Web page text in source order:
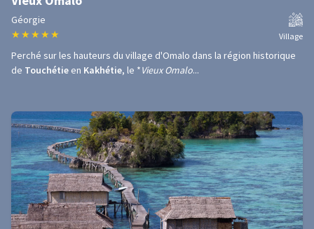
Géorgie
★ ★ ★ ★ ★ Village
Perché sur les hauteurs du village d'Omalo dans la région historique
de Touchétie en Kakhétie, le *Vieux Omalo...